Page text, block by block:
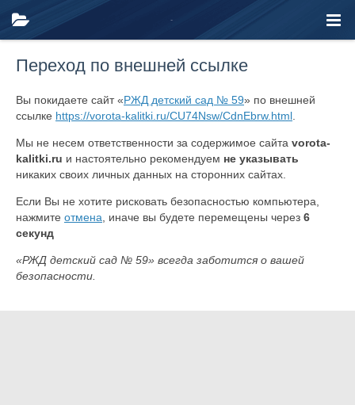
Переход по внешней ссылке
Вы покидаете сайт «РЖД детский сад № 59» по внешней
ссылке https://vorota-kalitki.ru/CU74Nsw/CdnEbrw.html
Мы не несем ответственности за содержимое сайта vorota-
kalitki.ru и настоятельно рекомендуем не указывать
никаких своих личных данных на сторонних сайтах.
Если Вы не хотите рисковать безопасностью компьютера,
нажмите отмена , иначе вы будете перемещены через 6
секунд
«РЖД детский сад № 59» всегда заботится о вашей
безопасности.